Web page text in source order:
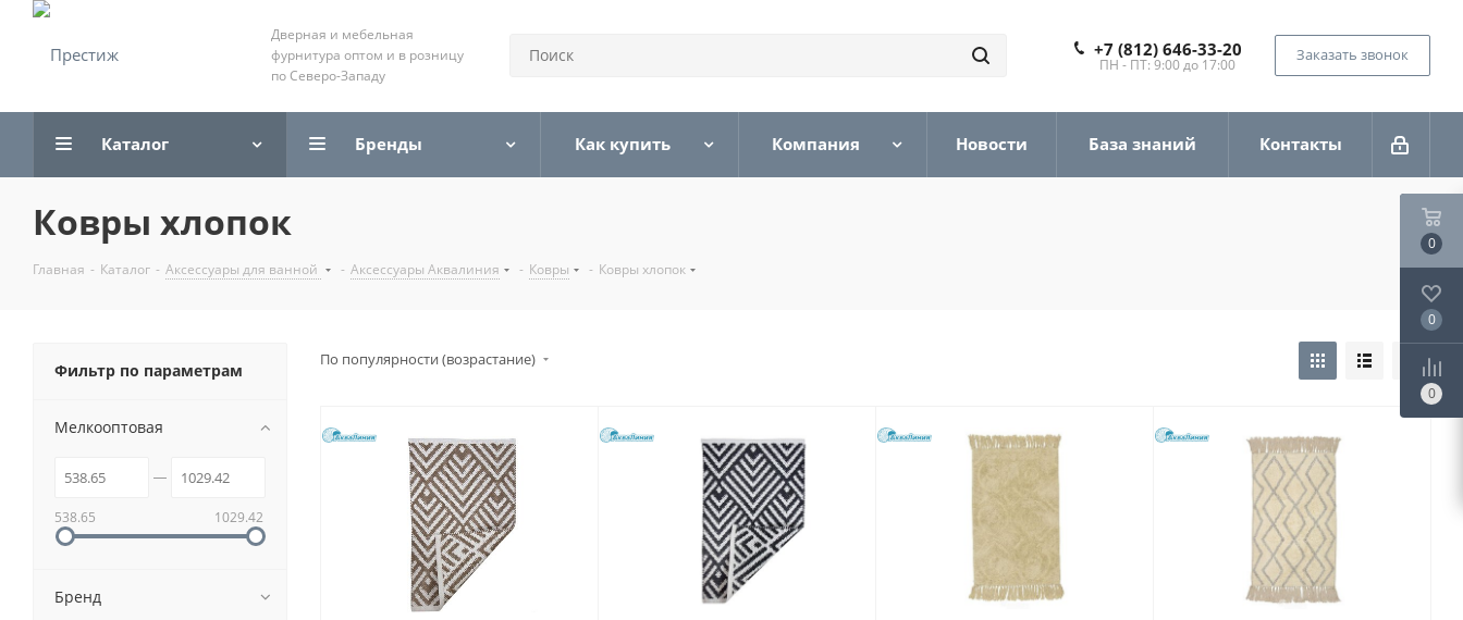
Дверная и мебельная
фурнитура оптом и в розницу
по Северо-Западу
+7 (812) 646-33-20
ПН - ПТ: 9:00 до 17:00
Заказать звонок
Каталог Бренды Как купить Компания Новости База знаний Контакты
Ковры хлопок
Главная - Каталог - Аксессуары для ванной - Аксессуары Аквалиния - Ковры - Ковры хлопок
По популярности (возрастание)
Фильтр по параметрам
Мелкооптовая
538.65 1029.42
Бренд
0
0
0